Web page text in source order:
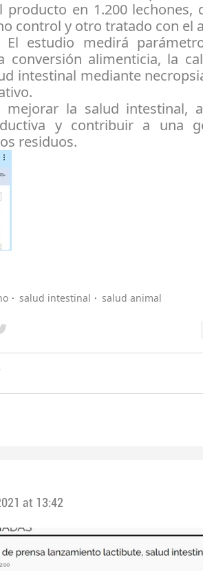
producto en 1.200 lechones,
control y otro tratado con el
estudio medirá
conversión alimenticia, la
intestinal mediante
mejorar la salud intestinal,
y contribuir a una
residuos.
salud intestinal salud animal
at 13:42